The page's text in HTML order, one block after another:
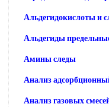
Альдегидокислоты и
Альдегиды
Амины следы
Анализ
Анализ газовых